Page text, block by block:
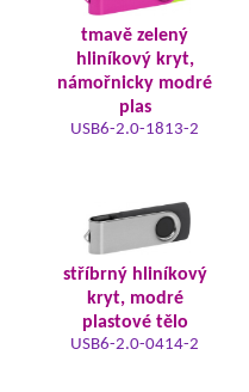
tmavě zelený
hliníkový kryt,
námořnicky modré
plas
USB6-2.0-1813-2
stříbrný hliníkový
kryt, modré
plastové tělo
USB6-2.0-0414-2